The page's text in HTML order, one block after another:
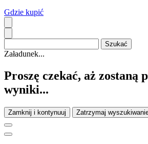
Gdzie kupić
Załadunek...
Proszę czekać, aż zostaną
wyniki...
Zamknij i kontynuuj Zatrzymaj